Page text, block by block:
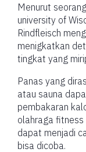
Menurut
university of
Rindfleisch
menigkatkan
tingkat yang
Panas yang
atau sauna
pembakaran
olahraga fitness
dapat menjadi
bisa dicoba.